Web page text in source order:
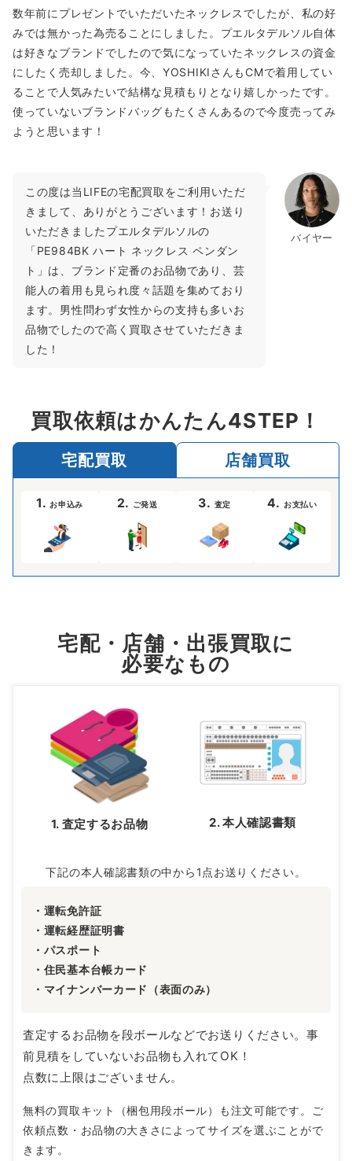
数年前にプレゼントでいただいたネックレスでしたが、私の好
みでは無かった為売ることにしました。プエルタデルソル自体
は好きなブランドでしたので気になっていたネックレスの資金
にしたく売却しました。今、YOSHIKIさんもCMで着用してい
ることで人気みたいで結構な見積もりとなり嬉しかったです。
使っていないブランドバッグもたくさんあるので今度売ってみ
ようと思います！
バイヤー
この度は当LIFEの宅配買取をご利用いただ
きまして、ありがとうございます！お送り
いただきましたプエルタデルソルの
「PE984BK ハート ネックレス ペンダン
ト」は、ブランド定番のお品物であり、芸
能人の着用も見られ度々話題を集めており
ます。男性問わず女性からの支持も多いお
品物でしたので高く買取させていただきま
した！
買取依頼はかんたん4STEP！
宅配買取 店舗買取
1.お申込み 2. ご発送 3. 査定 4. お支払い
宅配・店舗・出張買取に
必要なもの
1. 査定するお品物 2. 本人確認書類
下記の本人確認書類の中から1点お送りください。
・運転免許証
・運転経歴証明書
・パスポート
・住民基本台帳カード
・マイナンバーカード（表面のみ）
査定するお品物を段ボールなどでお送りください。事
前見積をしていないお品物も入れてOK！
点数に上限はございません。
無料の買取キット（梱包用段ボール）も注文可能です。ご
依頼点数・お品物の大きさによってサイズを選ぶことがで
きます。